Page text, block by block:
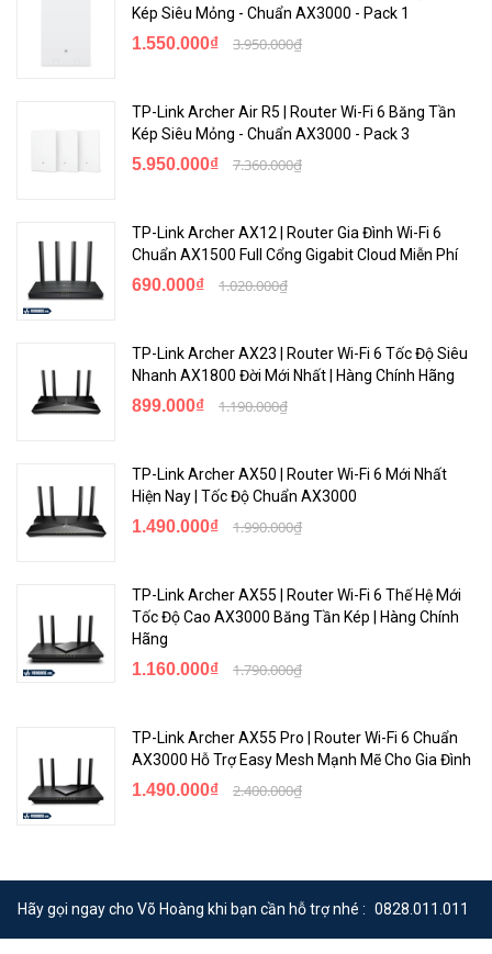
6. Quản lý dễ dàng với ứng dụng Omada
Làm theo hướng dẫn cấu hình trên ứng dụng Omada miễn phí để
theo dõi trạng thái mạng và quản lý máy khách, tất cả đều từ sự
tiện lợi của điện thoại thông minh hoặc máy tính bảng.
>>> Nơi mua thiết bị mạng Tp-Link uy tín
Tham khảo các sản phẩm khác tại Võ Hoàng:
Bộ phát WiFi từ SIM 4G cắm điện trực tiếp
Kép Siêu Mỏng - Chuẩn AX3000 - Pack 1
1.550.000₫ 3.950.000₫
TP-Link Archer Air R5 | Router Wi-Fi 6 Băng Tần
Kép Siêu Mỏng - Chuẩn AX3000 - Pack 3
5.950.000₫ 7.360.000₫
TP-Link Archer AX12 | Router Gia Đình Wi-Fi 6
Chuẩn AX1500 Full Cổng Gigabit Cloud Miễn Phí
690.000₫ 1.020.000₫
TP-Link Archer AX23 | Router Wi-Fi 6 Tốc Độ Siêu
Nhanh AX1800 Đời Mới Nhất | Hàng Chính Hãng
899.000₫ 1.190.000₫
TP-Link Archer AX50 | Router Wi-Fi 6 Mới Nhất
Hiện Nay | Tốc Độ Chuẩn AX3000
1.490.000₫ 1.990.000₫
TP-Link Archer AX55 | Router Wi-Fi 6 Thế Hệ Mới
Tốc Độ Cao AX3000 Băng Tần Kép | Hàng Chính
Hãng
1.160.000₫ 1.790.000₫
TP-Link Archer AX55 Pro | Router Wi-Fi 6 Chuẩn
AX3000 Hỗ Trợ Easy Mesh Mạnh Mẽ Cho Gia Đình
1.490.000₫ 2.400.000₫
Hãy gọi ngay cho Võ Hoàng khi bạn cần hỗ trợ nhé : 0828.011.011